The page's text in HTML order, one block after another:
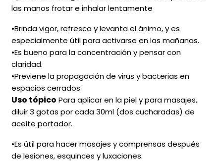
las manos frotar e inhalar lentamente
•Brinda vigor, refresca y levanta el ánimo, y es
especialmente útil para activarse en las mañanas.
•Es bueno para la concentración y pensar con
claridad.
•Previene la propagación de virus y bacterias en
espacios cerrados
Uso tópico Para aplicar en la piel y para masajes,
diluir 3 gotas por cada 30ml (dos cucharadas) de
aceite portador.
•Es útil para hacer masajes y comprensas después
de lesiones, esquinces y luxaciones.